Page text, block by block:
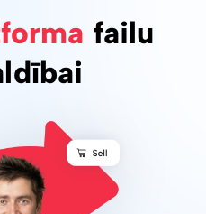
failu